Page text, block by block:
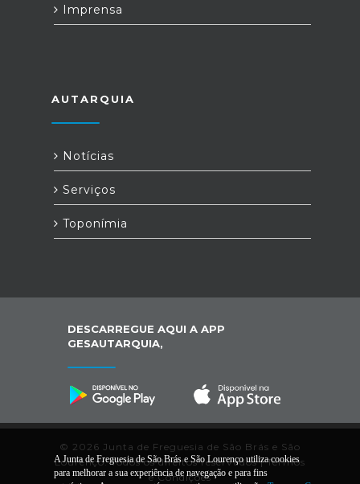
Imprensa
AUTARQUIA
Notícias
Serviços
Toponímia
DESCARREGUE AQUI A APP
GESAUTARQUIA,
© 2026 Junta de Freguesia de São Brás e São
Lourenço. Todos os direitos reservados |Termos
e Condições
A Junta de Freguesia de São Brás e São Lourenço utiliza cookies
para melhorar a sua experiência de navegação e para fins